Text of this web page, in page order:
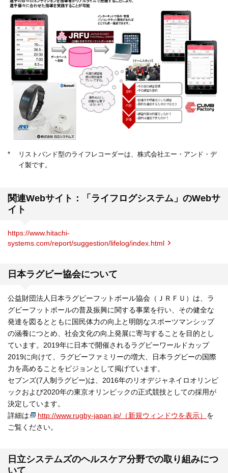
*
リストバンド型のライフレコーダーは、株式会社エー・アンド・デ
イ製です。
関連Webサイト：「ライフログシステム」のWebサ
イト
https://www.hitachi-
systems.com/report/suggestion/lifelog/index.html
日本ラグビー協会について
公益財団法人日本ラグビーフットボール協会（ＪＲＦＵ）は、ラ
グビーフットボールの普及振興に関する事業を行い、その健全な
発達を図るとともに国民体力の向上と明朗なスポーツマンシップ
の涵養につとめ、社会文化の向上発展に寄与することを目的とし
ています。2019年に日本で開催されるラグビーワールドカップ
2019に向けて、ラグビーファミリーの増大、日本ラグビーの国際
力を高めることをビジョンとして掲げています。
セブンズ(7人制ラグビー)は、2016年のリオデジャネイロオリンピ
ックおよび2020年の東京オリンピックの正式競技としての採用が
決定しています。
詳細は
http://www.rugby-japan.jp/（新規ウィンドウを表示） を
ご覧ください。
日立システムズのヘルスケア分野での取り組みにつ
いて